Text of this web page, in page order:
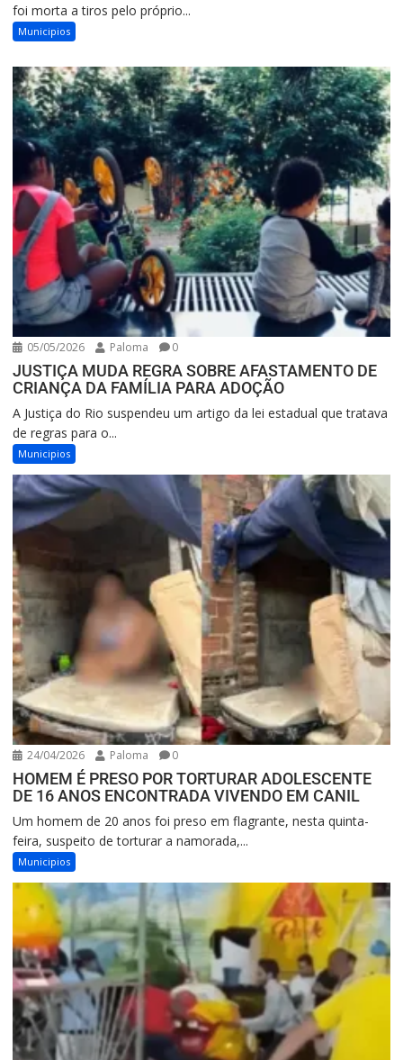
foi morta a tiros pelo próprio...
Municipios
05/05/2026 Paloma 0
JUSTIÇA MUDA REGRA SOBRE AFASTAMENTO DE
CRIANÇA DA FAMÍLIA PARA ADOÇÃO
A Justiça do Rio suspendeu um artigo da lei estadual que tratava
de regras para o...
Municipios
24/04/2026 Paloma 0
HOMEM É PRESO POR TORTURAR ADOLESCENTE
DE 16 ANOS ENCONTRADA VIVENDO EM CANIL
Um homem de 20 anos foi preso em flagrante, nesta quinta-
feira, suspeito de torturar a namorada,...
Municipios